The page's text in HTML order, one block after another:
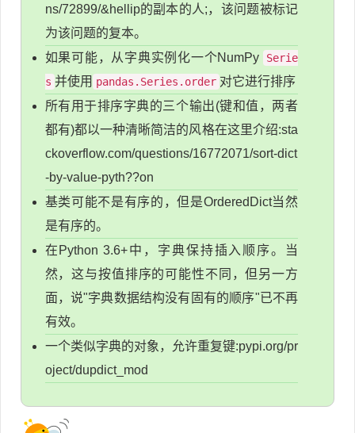
ns/72899/&hellip的副本的人;，该问题被标记
为该问题的复本。
如果可能，从字典实例化一个NumPy
Serie
s 并使用 pandas.Series.order 对它进行排序
所有用于排序字典的三个输出(键和值，两者
都有)都以一种清晰简洁的风格在这里介绍:sta
ckoverflow.com/questions/16772071/sort-dict
-by-value-pyth??on
基类可能不是有序的，但是OrderedDict当然
是有序的。
在Python 3.6+中，字典保持插入顺序。当
然，这与按值排序的可能性不同，但另一方
面，说"字典数据结构没有固有的顺序"已不再
有效。
一个类似字典的对象，允许重复键:pypi.org/pr
oject/dupdict_mod